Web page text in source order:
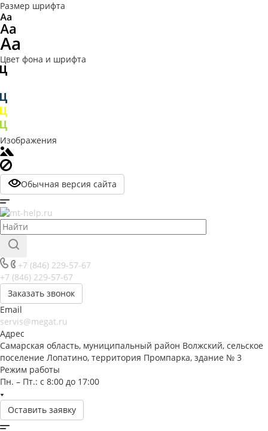
Размер шрифта
Цвет фона и шрифта
Изображения
Обычная версия сайта
+7 (846) 229-57-67
+7 (846) 229-57-67
Заказать звонок
Email
servis@megat.ru
Адрес
Самарская область, муниципальный район Волжский, сельское
поселение Лопатино, территория Промпарка, здание № 3
Режим работы
Пн. – Пт.: с 8:00 до 17:00
Оставить заявку